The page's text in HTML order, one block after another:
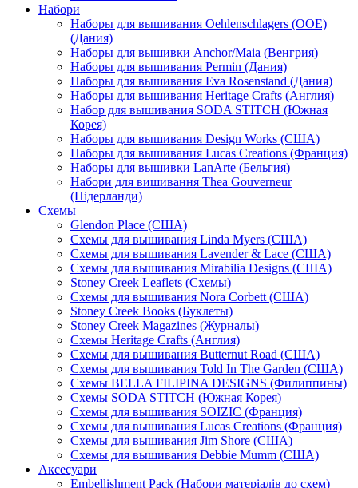
Набори
Наборы для вышивания Oehlenschlagers (OOE)
(Дания)
Наборы для вышивки Anchor/Maia (Венгрия)
Наборы для вышивания Permin (Дания)
Наборы для вышивания Eva Rosenstand (Дания)
Наборы для вышивания Heritage Crafts (Англия)
Набор для вышивания SODA STITCH (Южная
Корея)
Наборы для вышивания Design Works (США)
Наборы для вышивания Lucas Creations (Франция)
Наборы для вышивки LanArte (Бельгия)
Набори для вишивання Thea Gouverneur
(Нідерланди)
Схемы
Glendon Place (США)
Схемы для вышивания Linda Myers (США)
Схемы для вышивания Lavender & Lace (США)
Схемы для вышивания Mirabilia Designs (США)
Stoney Creek Leaflets (Схемы)
Схемы для вышивания Nora Corbett (США)
Stoney Creek Books (Буклеты)
Stoney Creek Magazines (Журналы)
Схемы Heritage Crafts (Англия)
Схемы для вышивания Butternut Road (США)
Схемы для вышивания Told In The Garden (США)
Схемы BELLA FILIPINA DESIGNS (Филиппины)
Схемы SODA STITCH (Южная Корея)
Схемы для вышивания SOIZIC (Франция)
Схемы для вышивания Lucas Creations (Франция)
Схемы для вышивания Jim Shore (США)
Схемы для вышивания Debbie Mumm (США)
Аксесуари
Embellishment Pack (Набори матеріалів до схем)